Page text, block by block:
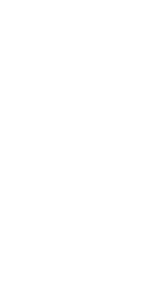
per ogni
centrale.